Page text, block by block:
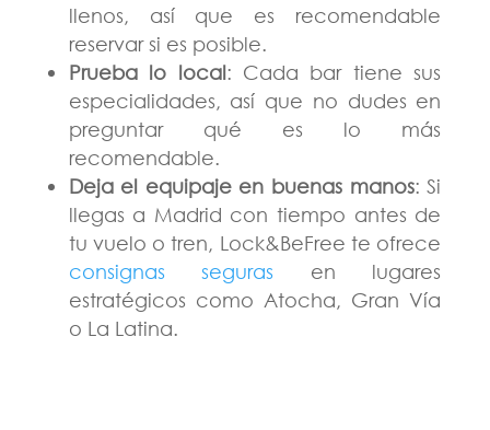
llenos, así que es recomendable
reservar si es posible.
Prueba lo local: Cada bar tiene sus
especialidades, así que no dudes en
preguntar qué es lo más
recomendable.
Deja el equipaje en buenas manos: Si
llegas a Madrid con tiempo antes de
tu vuelo o tren, Lock&BeFree te ofrece
consignas seguras en lugares
estratégicos como Atocha, Gran Vía
o La Latina.